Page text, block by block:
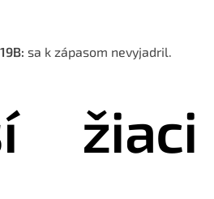
sa k zápasom nevyjadril.
žiaci